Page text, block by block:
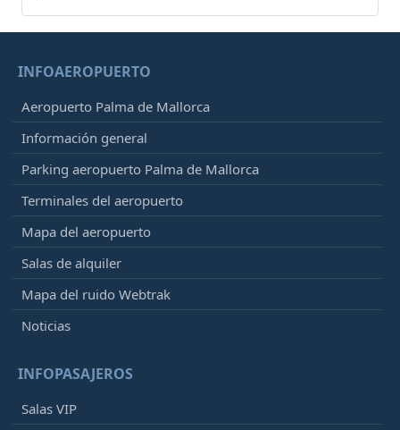
INFOAEROPUERTO
Aeropuerto Palma de Mallorca
Información general
Parking aeropuerto Palma de Mallorca
Terminales del aeropuerto
Mapa del aeropuerto
Salas de alquiler
Mapa del ruido Webtrak
Noticias
INFOPASAJEROS
Salas VIP